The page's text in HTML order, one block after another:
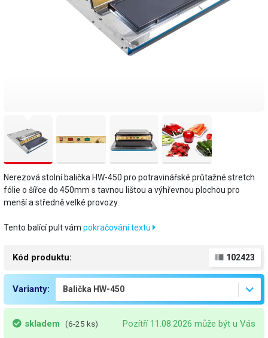
Nerezová stolní balička HW-450 pro potravinářské průtažné stretch
fólie o šířce do 450mm s tavnou lištou a výhřevnou plochou pro
menší a středně velké provozy.
Tento balící pult vám pokračování textu
Kód produktu: 102423
Varianty:
skladem (6-25 ks) Pozítří 11.08.2026 může být u Vás